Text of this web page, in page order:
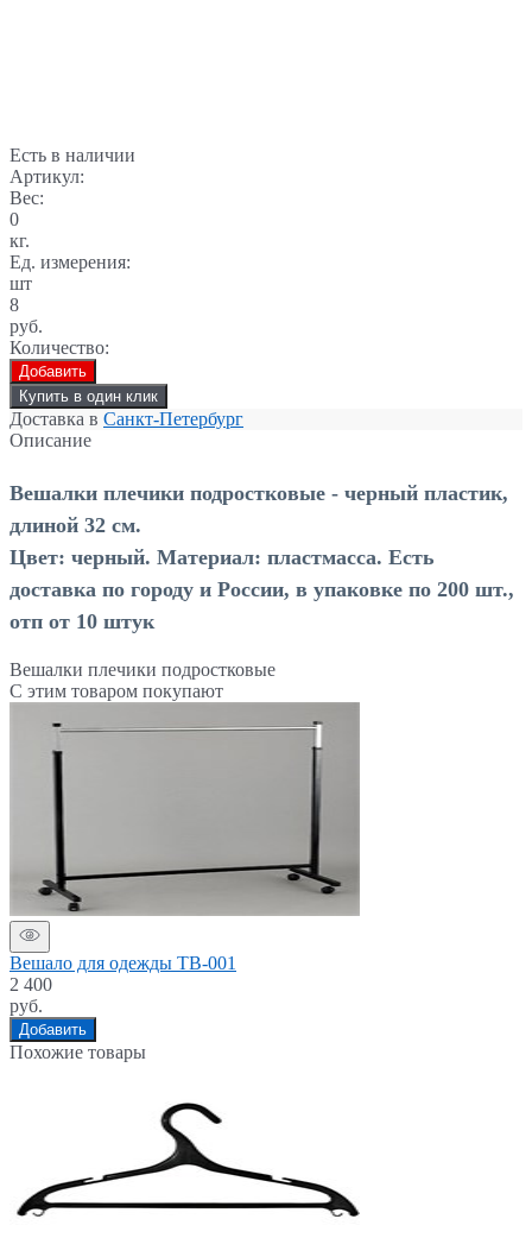
Есть в наличии
Артикул:
Вес:
0
кг.
Ед. измерения:
шт
8
руб.
Количество:
Добавить
Купить в один клик
Доставка в Санкт-Петербург
Описание
Вешалки плечики подростковые - черный пластик,
длиной 32 см.
Цвет: черный. Материал: пластмасса. Есть
доставка по городу и России, в упаковке по 200 шт.,
отп от 10 штук
Вешалки плечики подростковые
С этим товаром покупают
Вешало для одежды ТВ-001
2 400
руб.
Добавить
Похожие товары